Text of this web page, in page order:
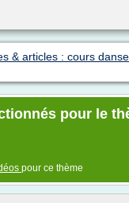
& articles : cours danse
pour le
pour ce thème